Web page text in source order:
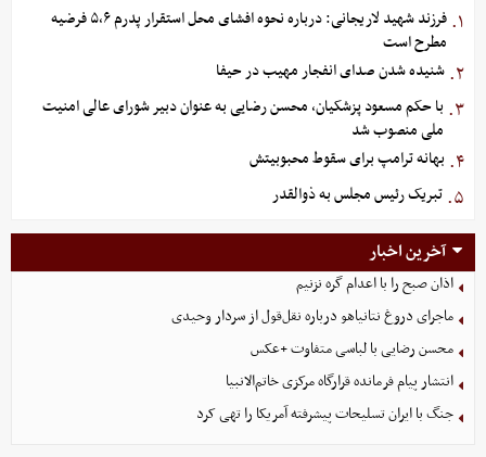
۱.
فرزند شهید لاریجانی: درباره نحوه افشای محل استقرار پدرم ۵،۶ فرضیه
مطرح است
۲. شنیده شدن صدای انفجار مهیب در حیفا
۳. با حکم مسعود پزشکیان، محسن رضایی به عنوان دبیر شورای عالی امنیت
ملی منصوب شد
۴. بهانه ترامپ برای سقوط محبوبیتش
۵. تبریک رئیس مجلس به ذوالقدر
آخرین اخبار
اذان صبح را با اعدام گره نزنیم
ماجرای دروغ نتانیاهو درباره نقل‌قول از سردار وحیدی
محسن رضایی با لباسی متفاوت +عکس
انتشار پیام فرمانده قرارگاه مرکزی خاتم‌الانبیا
جنگ با ایران تسلیحات پیشرفته آمریکا را تهی کرد